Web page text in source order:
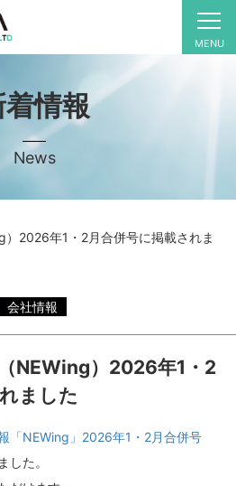
MENU
着情報
News
2026年1・2月合併号に掲載されま
会社情報
NEWing）2026年1・2
ました
「NEWing」2026年1・2月合併号
した。